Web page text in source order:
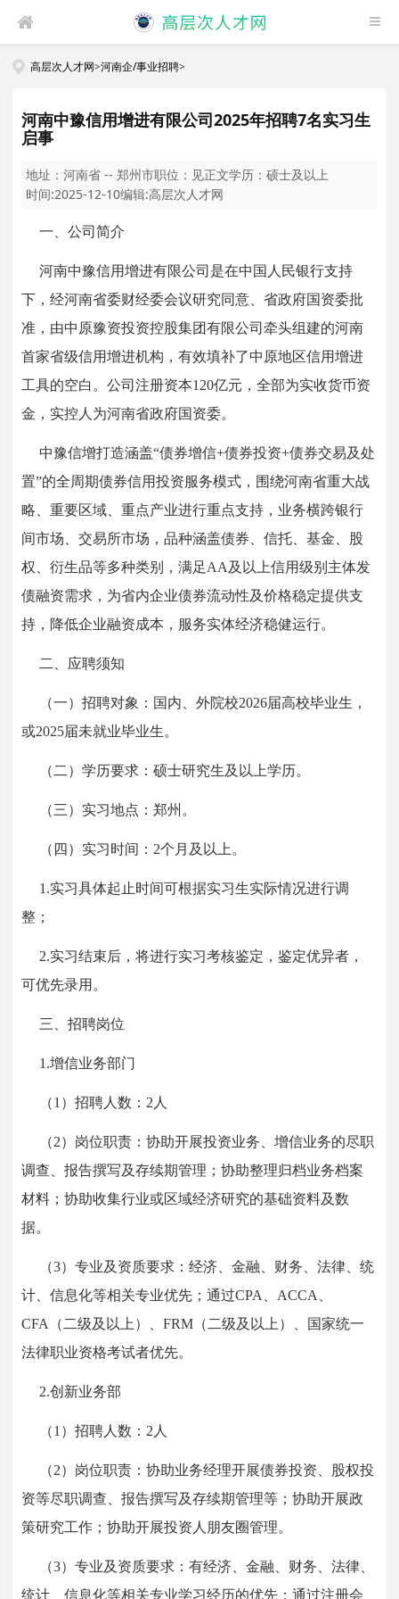
高层次人才网>河南企/事业招聘>
河南中豫信用增进有限公司2025年招聘7名实习生
启事
地址：河南省 -- 郑州市职位： 见正文学历：硕士及以上
时间:2025-12-10编辑:高层次人才网
一、公司简介
河南中豫信用增进有限公司是在中国人民银行支持
下，经河南省委财经委会议研究同意、省政府国资委批
准，由中原豫资投资控股集团有限公司牵头组建的河南
首家省级信用增进机构，有效填补了中原地区信用增进
工具的空白。公司注册资本120亿元，全部为实收货币资
金，实控人为河南省政府国资委。
中豫信增打造涵盖“债券增信+债券投资+债券交易及处
置”的全周期债券信用投资服务模式，围绕河南省重大战
略、重要区域、重点产业进行重点支持，业务横跨银行
间市场、交易所市场，品种涵盖债券、信托、基金、股
权、衍生品等多种类别，满足AA及以上信用级别主体发
债融资需求，为省内企业债券流动性及价格稳定提供支
持，降低企业融资成本，服务实体经济稳健运行。
二、应聘须知
（一）招聘对象：国内、外院校2026届高校毕业生，
或2025届未就业毕业生。
（二）学历要求：硕士研究生及以上学历。
（三）实习地点：郑州。
（四）实习时间：2个月及以上。
1.实习具体起止时间可根据实习生实际情况进行调
整；
2.实习结束后，将进行实习考核鉴定，鉴定优异者，
可优先录用。
三、招聘岗位
1.增信业务部门
（1）招聘人数：2人
（2）岗位职责：协助开展投资业务、增信业务的尽职
调查、报告撰写及存续期管理；协助整理归档业务档案
材料；协助收集行业或区域经济研究的基础资料及数
据。
（3）专业及资质要求：经济、金融、财务、法律、统
计、信息化等相关专业优先；通过CPA、ACCA、
CFA（二级及以上）、FRM（二级及以上）、国家统一
法律职业资格考试者优先。
2.创新业务部
（1）招聘人数：2人
（2）岗位职责：协助业务经理开展债券投资、股权投
资等尽职调查、报告撰写及存续期管理等；协助开展政
策研究工作；协助开展投资人朋友圈管理。
（3）专业及资质要求：有经济、金融、财务、法律、
统计、信息化等相关专业学习经历的优先；通过注册会